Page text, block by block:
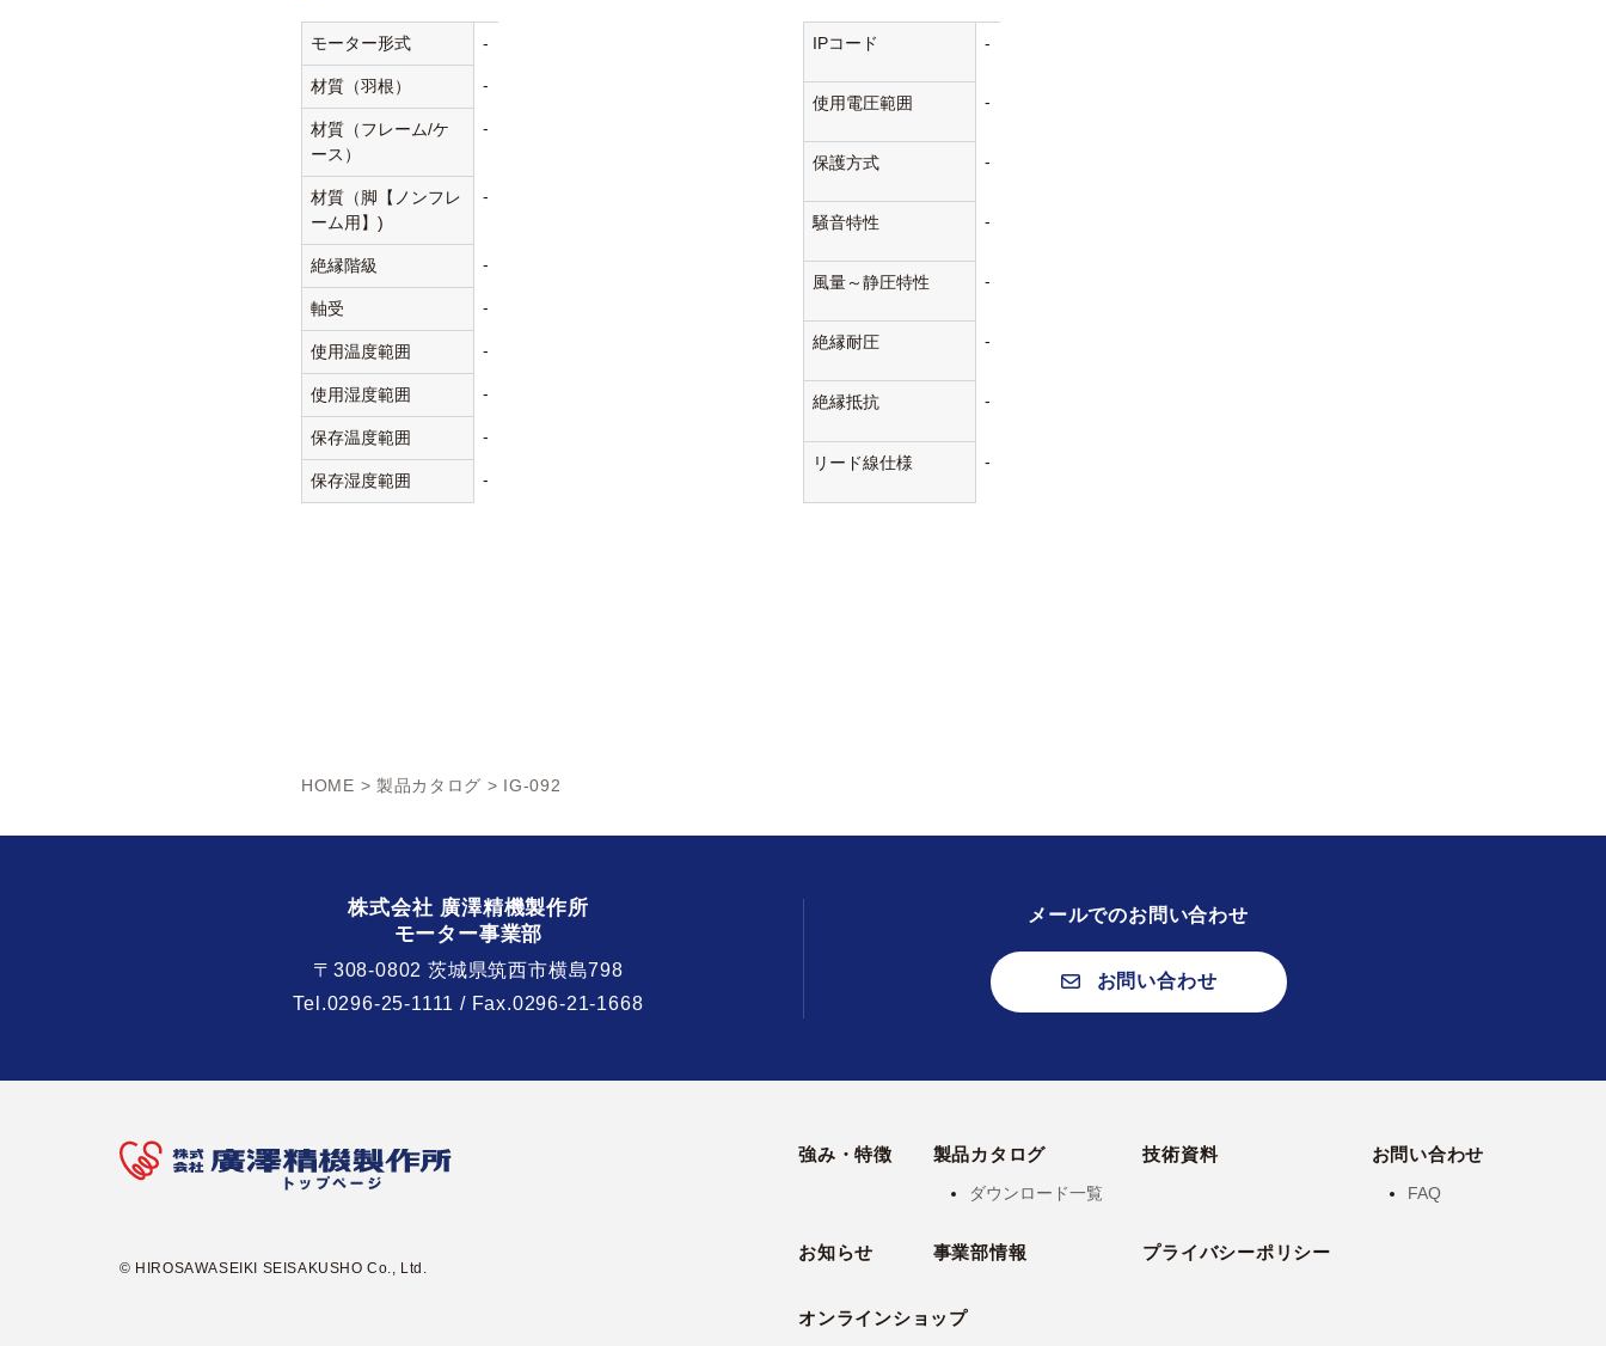
モーター形式 -
材質（羽根） -
材質（フレーム/ケ
ース）
-
材質（脚【ノンフレ
ーム用】)
-
絶縁階級 -
軸受 -
使用温度範囲 -
使用湿度範囲 -
保存温度範囲 -
保存湿度範囲 -
IPコード -
使用電圧範囲 -
保護方式 -
騒音特性 -
風量～静圧特性 -
絶縁耐圧 -
絶縁抵抗 -
リード線仕様 -
HOME > 製品カタログ > IG-092
メールでのお問い合わせ
お問い合わせ
株式会社 廣澤精機製作所
モーター事業部
〒308-0802 茨城県筑西市横島798
Tel.0296-25-1111 / Fax.0296-21-1668
© HIROSAWASEIKI SEISAKUSHO Co., Ltd.
強み・特徴 製品カタログ
ダウンロード一覧
技術資料 お問い合わせ
FAQ
お知らせ 事業部情報 プライバシーポリシー
オンラインショップ